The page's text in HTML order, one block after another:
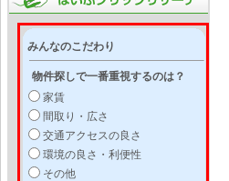
みんなのこだわり
物件探しで一番重視するのは？
家賃
間取り・広さ
交通アクセスの良さ
環境の良さ・利便性
その他